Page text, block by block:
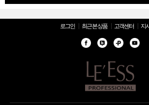
로그인 최근 본 상품 고객센터 지